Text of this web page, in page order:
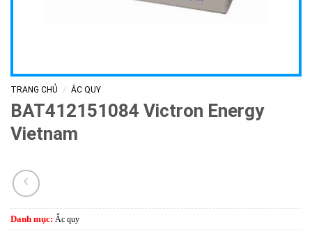
TRANG CHỦ / ẮC QUY
BAT412151084 Victron Energy
Vietnam
Danh mục: Ắc quy